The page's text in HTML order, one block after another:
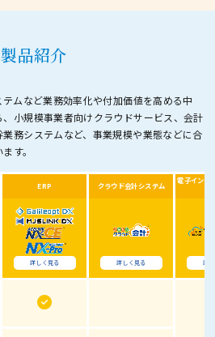
製品紹介
ムなど業務効率化や付加価値を高める中
小規模事業者向けクラウドサービス、会計
務システムなど、 事業規模や業態などに合
す。
ERP クラウド会計システム
電子インボ
詳しく見る 詳しく見る 詳